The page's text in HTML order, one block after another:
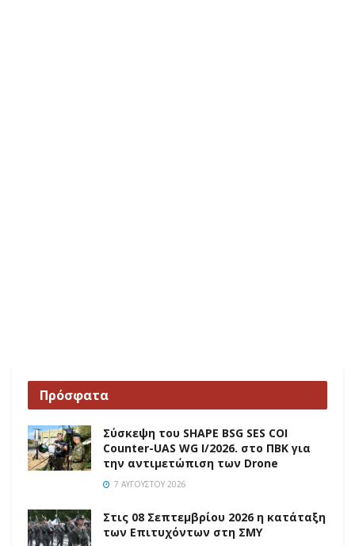
Πρόσφατα
Σύσκεψη του SHAPE BSG SES COI
Counter-UAS WG I/2026. στο ΠΒΚ για
την αντιμετώπιση των Drone
7 ΑΥΓΟΎΣΤΟΥ 2026
Στις 08 Σεπτεμβρίου 2026 η κατάταξη
των Επιτυχόντων στη ΣΜΥ